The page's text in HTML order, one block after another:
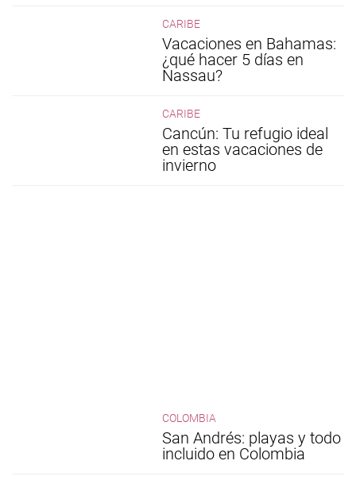
CARIBE
Vacaciones en Bahamas:
¿qué hacer 5 días en
Nassau?
CARIBE
Cancún: Tu refugio ideal
en estas vacaciones de
invierno
COLOMBIA
San Andrés: playas y todo
incluido en Colombia